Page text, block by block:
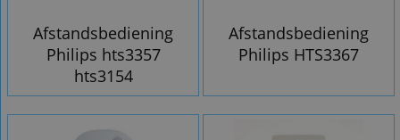
Afstandsbediening
Philips hts3357
hts3154
Afstandsbediening
Philips HTS3367